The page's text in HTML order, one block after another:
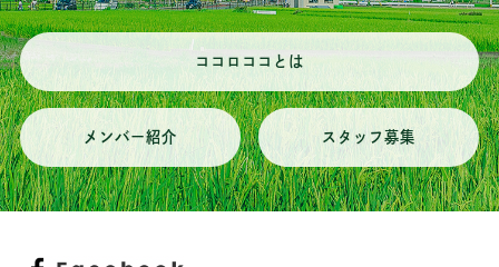
ココロココとは
メンバー紹介 スタッフ募集